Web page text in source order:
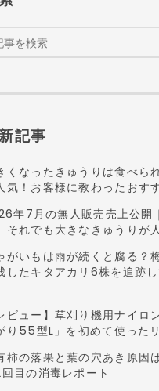
記事
くなったきゅうりは食べら
気！お客様に教わったおす
年7月の無人販売売上公開
それでも大きなきゅうりが
がいもは雨が続くと腐る？
したキタアカリ6株を追跡
ビュー】草刈り機用ナイロ
り55型L」を初めて使った
柿の落果と葉の穴あき原因
目の消毒レポート